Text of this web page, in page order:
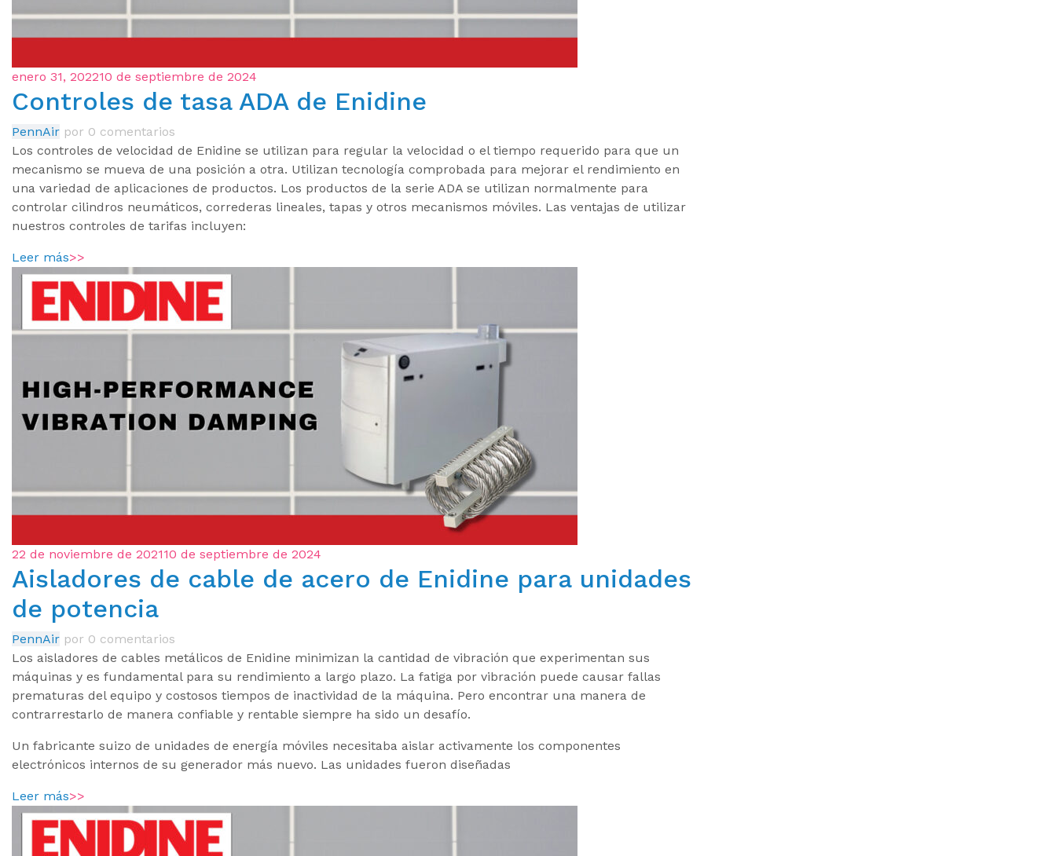
enero 31, 202210 de septiembre de 2024
Controles de tasa ADA de Enidine
PennAir por 0 comentarios
Los controles de velocidad de Enidine se utilizan para regular la velocidad o el tiempo requerido para que un
mecanismo se mueva de una posición a otra. Utilizan tecnología comprobada para mejorar el rendimiento en
una variedad de aplicaciones de productos. Los productos de la serie ADA se utilizan normalmente para
controlar cilindros neumáticos, correderas lineales, tapas y otros mecanismos móviles. Las ventajas de utilizar
nuestros controles de tarifas incluyen:
Leer más>>
22 de noviembre de 202110 de septiembre de 2024
Aisladores de cable de acero de Enidine para unidades
de potencia
PennAir por 0 comentarios
Los aisladores de cables metálicos de Enidine minimizan la cantidad de vibración que experimentan sus
máquinas y es fundamental para su rendimiento a largo plazo. La fatiga por vibración puede causar fallas
prematuras del equipo y costosos tiempos de inactividad de la máquina. Pero encontrar una manera de
contrarrestarlo de manera confiable y rentable siempre ha sido un desafío.
Un fabricante suizo de unidades de energía móviles necesitaba aislar activamente los componentes
electrónicos internos de su generador más nuevo. Las unidades fueron diseñadas
Leer más>>